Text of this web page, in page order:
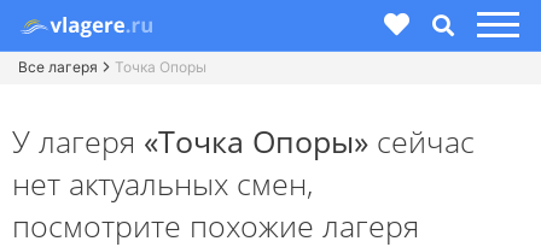
Все лагеря Точка Опоры
У лагеря «Точка Опоры» сейчас
нет актуальных смен,
посмотрите похожие лагеря